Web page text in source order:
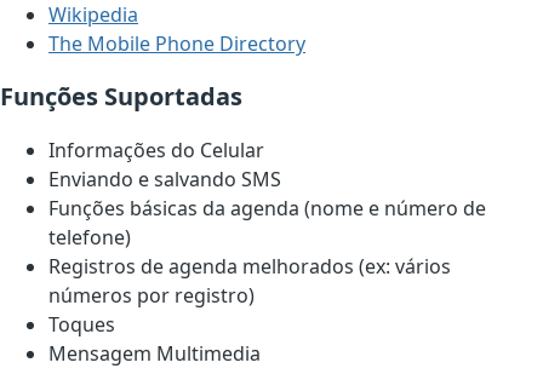
Wikipedia
The Mobile Phone Directory
Funções Suportadas
Informações do Celular
Enviando e salvando SMS
Funções básicas da agenda (nome e número de
telefone)
Registros de agenda melhorados (ex: vários
números por registro)
Toques
Mensagem Multimedia